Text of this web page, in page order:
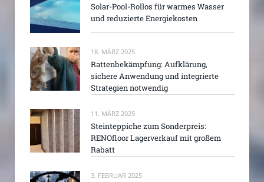
Solar-Pool-Rollos für warmes Wasser
und reduzierte Energiekosten
18. MÄRZ 2025
Rattenbekämpfung: Aufklärung,
sichere Anwendung und integrierte
Strategien notwendig
11. MÄRZ 2025
Steinteppiche zum Sonderpreis:
RENOfloor Lagerverkauf mit großem
Rabatt
3. FEBRUAR 2025